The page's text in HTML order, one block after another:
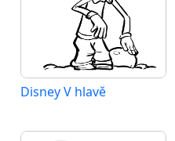
Disney V hlavě